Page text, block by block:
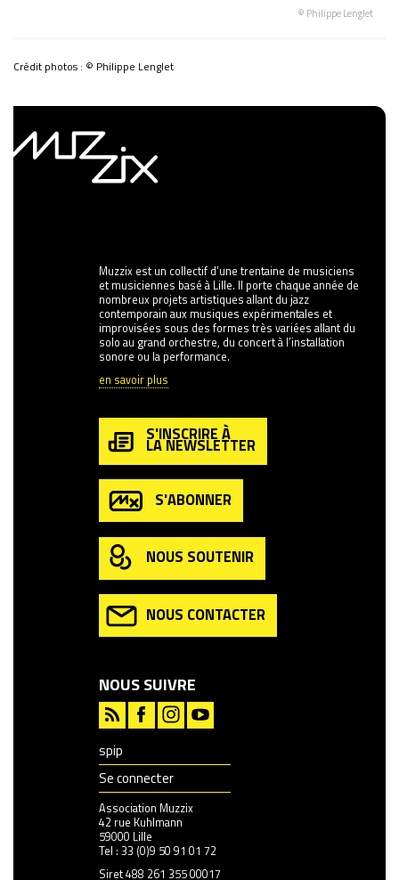
© Philippe Lenglet
Crédit photos : © Philippe Lenglet
Muzzix est un collectif d’une trentaine de musiciens
et musiciennes basé à Lille. Il porte chaque année de
nombreux projets artistiques allant du jazz
contemporain aux musiques expérimentales et
improvisées sous des formes très variées allant du
solo au grand orchestre, du concert à l’installation
sonore ou la performance.
en savoir plus
S'INSCRIRE À
LA NEWSLETTER
S'ABONNER
NOUS SOUTENIR
NOUS CONTACTER
NOUS SUIVRE
spip
Se connecter
Association Muzzix
42 rue Kuhlmann
59000 Lille
Tel : 33 (0)9 50 91 01 72
Siret 488 261 355 00017